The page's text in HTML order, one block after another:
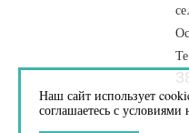
Наш сайт использует
соглашаетесь с условиями